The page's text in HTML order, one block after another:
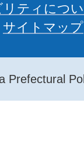
ティにつ
サイトマップ
Prefectural